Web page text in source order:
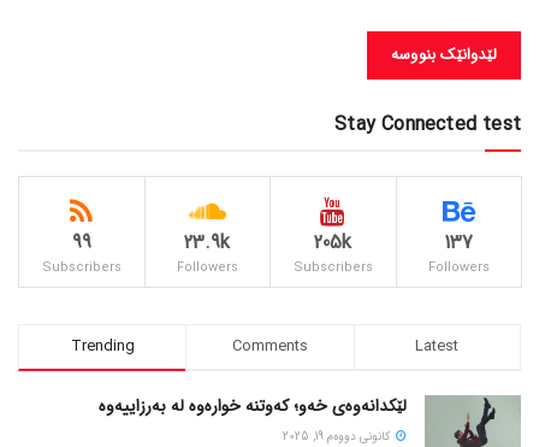
Stay Connected test
137
Followers
205k
Subscribers
23.9k
Followers
99
Subscribers
Trending Comments Latest
لێکدانەوەی خەو؛ کەوتنە خوارەوە لە بەرزاییەوە
كانونی دووه‌م 19, 2025